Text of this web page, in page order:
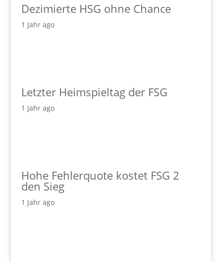
Dezimierte HSG ohne Chance
1 Jahr ago
Letzter Heimspieltag der FSG
1 Jahr ago
Hohe Fehlerquote kostet FSG 2
den Sieg
1 Jahr ago